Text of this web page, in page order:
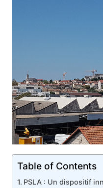
Table of Contents
PSLA : Un dispositif